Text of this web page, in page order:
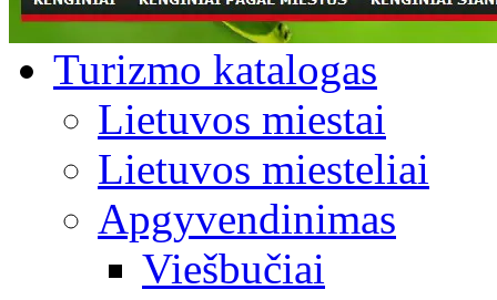
Turizmo katalogas
Lietuvos miestai
Lietuvos miesteliai
Apgyvendinimas
Viešbučiai